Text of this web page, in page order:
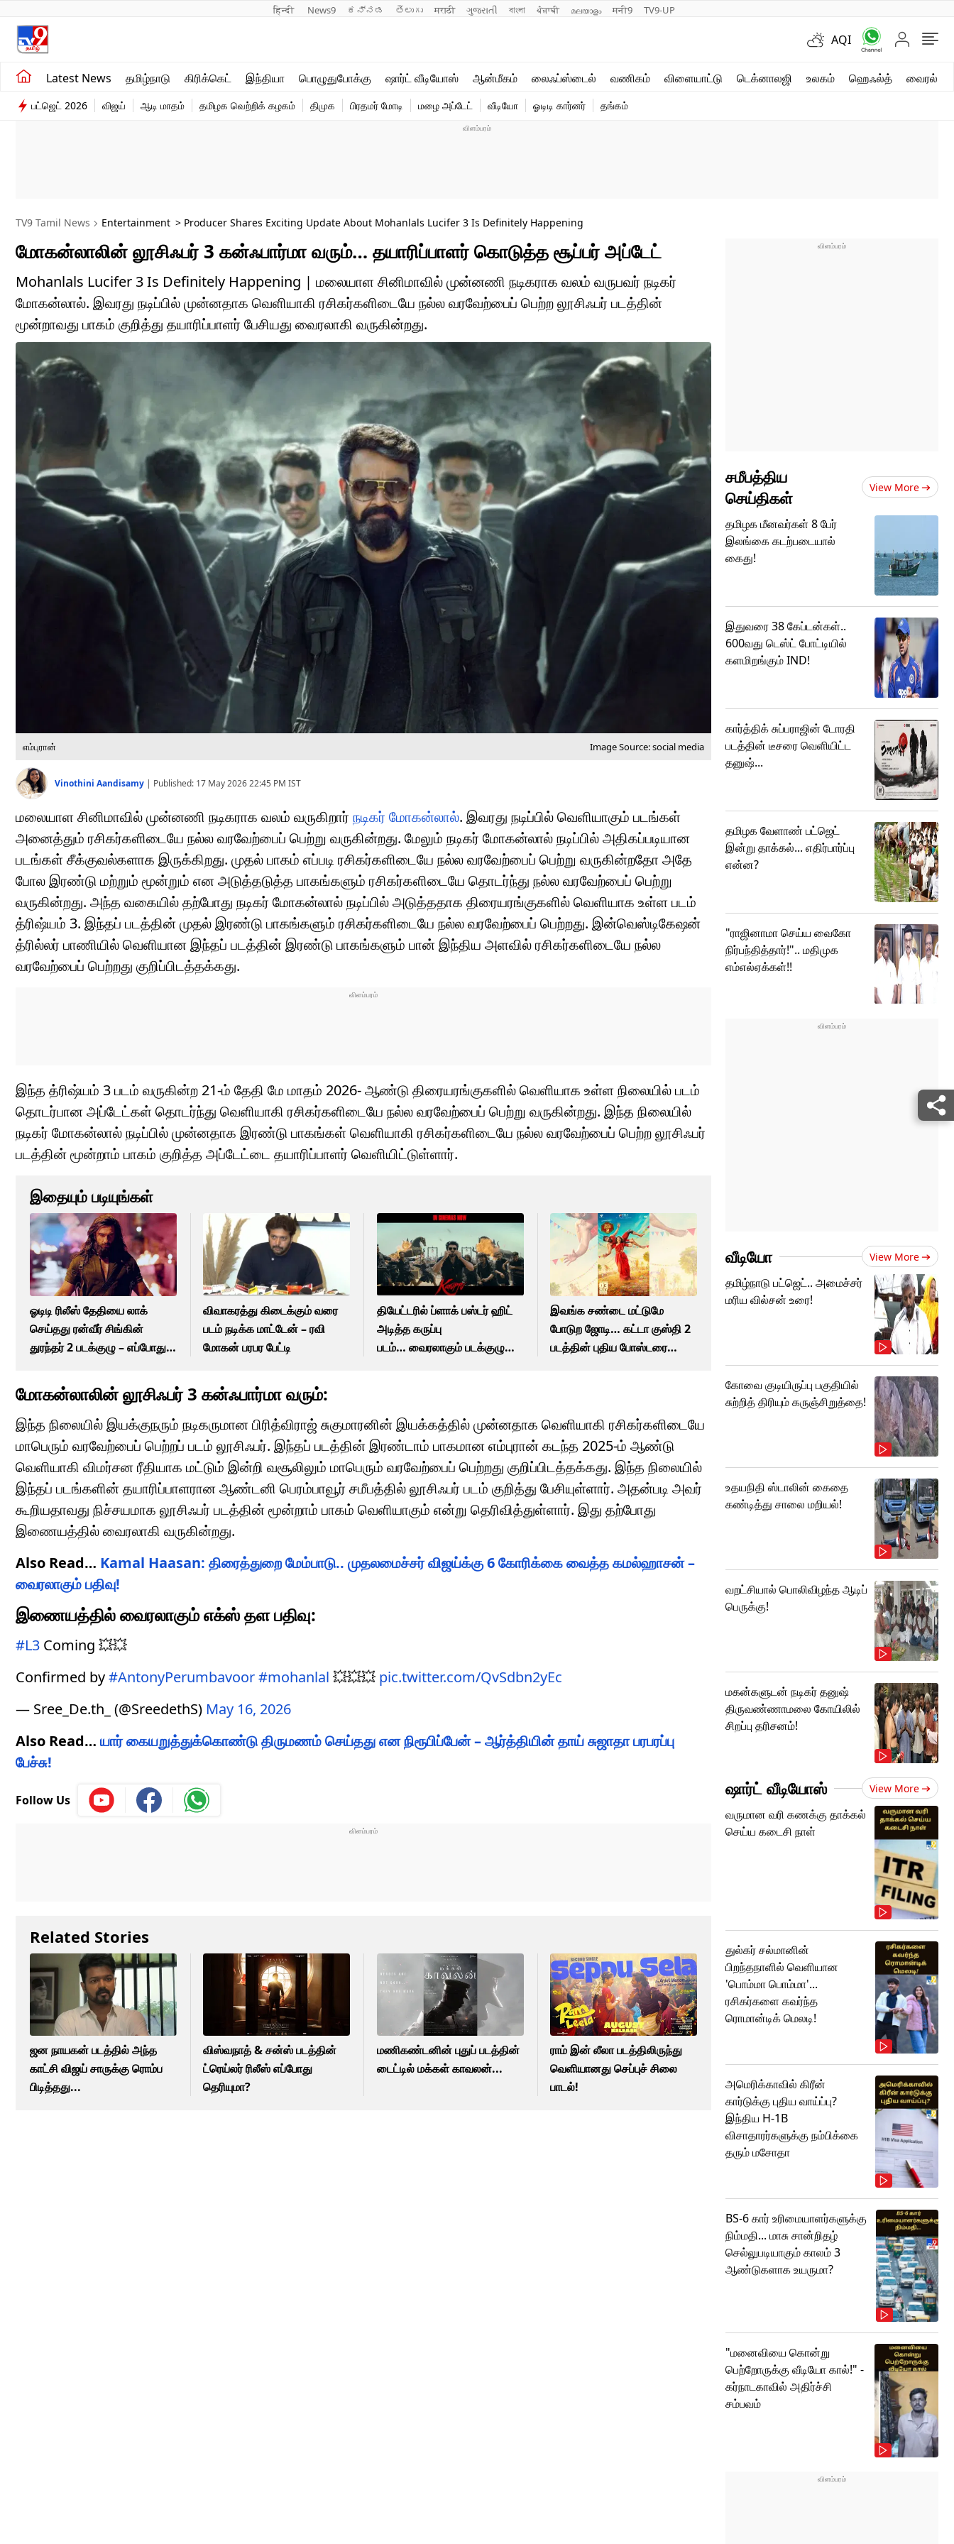
हिन्दी News9 ಕನ್ನಡ తెలుగు मराठी ગુજરાતી বাংলা ਪੰਜਾਬੀ മലയാളം मनी9 TV9-UP
AQI
Latest News தமிழ்நாடு கிரிக்கெட் இந்தியா பொழுதுபோக்கு ஷார்ட் வீடியோஸ் ஆன்மீகம் லைஃப்ஸ்டைல் வணிகம் விளையாட்டு டெக்னாலஜி உலகம் ஹெஃல்த் வைரல்
சமீபத்திய செய்திகள்
தமிழ்நாடு
விளையாட்டு
வணிகம்
வைரல்
பட்ஜெட் 2026 விஜய் ஆடி மாதம் தமிழக வெற்றிக் கழகம் திமுக பிரதமர் மோடி மழை அப்டேட் வீடியோ ஓடிடி கார்னர் தங்கம்
TV9 Tamil News Entertainment > Producer Shares Exciting Update About Mohanlals Lucifer 3 Is Definitely Happening
மோகன்லாலின் லூசிஃபர் 3 கன்ஃபார்மா வரும்… தயாரிப்பாளர் கொடுத்த சூப்பர் அப்டேட்
Mohanlals Lucifer 3 Is Definitely Happening | மலையாள சினிமாவில் முன்னணி நடிகராக வலம் வருபவர் நடிகர்
மோகன்லால். இவரது நடிப்பில் முன்னதாக வெளியாகி ரசிகர்களிடையே நல்ல வரவேற்பைப் பெற்ற லூசிஃபர் படத்தின்
மூன்றாவது பாகம் குறித்து தயாரிப்பாளர் பேசியது வைரலாகி வருகின்றது.
எம்புரான் Image Source: social media
Vinothini Aandisamy | Published: 17 May 2026 22:45 PM IST
மலையாள சினிமாவில் முன்னணி நடிகராக வலம் வருகிறார் நடிகர் மோகன்லால். இவரது நடிப்பில் வெளியாகும் படங்கள்
அனைத்தும் ரசிகர்களிடையே நல்ல வரவேற்பைப் பெற்று வருகின்றது. மேலும் நடிகர் மோகன்லால் நடிப்பில் அதிகப்படியான
படங்கள் சீக்குவல்களாக இருக்கிறது. முதல் பாகம் எப்படி ரசிகர்களிடையே நல்ல வரவேற்பைப் பெற்று வருகின்றதோ அதே
போல இரண்டு மற்றும் மூன்றும் என அடுத்தடுத்த பாகங்களும் ரசிகர்களிடையே தொடர்ந்து நல்ல வரவேற்பைப் பெற்று
வருகின்றது. அந்த வகையில் தற்போது நடிகர் மோகன்லால் நடிப்பில் அடுத்ததாக திரையரங்குகளில் வெளியாக உள்ள படம்
த்ரிஷ்யம் 3. இந்தப் படத்தின் முதல் இரண்டு பாகங்களும் ரசிகர்களிடையே நல்ல வரவேற்பைப் பெற்றது. இன்வெஸ்டிகேஷன்
த்ரில்லர் பாணியில் வெளியான இந்தப் படத்தின் இரண்டு பாகங்களும் பான் இந்திய அளவில் ரசிகர்களிடையே நல்ல
வரவேற்பைப் பெற்றது குறிப்பிடத்தக்கது.
இந்த த்ரிஷ்யம் 3 படம் வருகின்ற 21-ம் தேதி மே மாதம் 2026- ஆண்டு திரையரங்குகளில் வெளியாக உள்ள நிலையில் படம்
தொடர்பான அப்டேட்கள் தொடர்ந்து வெளியாகி ரசிகர்களிடையே நல்ல வரவேற்பைப் பெற்று வருகின்றது. இந்த நிலையில்
நடிகர் மோகன்லால் நடிப்பில் முன்னதாக இரண்டு பாகங்கள் வெளியாகி ரசிகர்களிடையே நல்ல வரவேற்பைப் பெற்ற லூசிஃபர்
படத்தின் மூன்றாம் பாகம் குறித்த அப்டேட்டை தயாரிப்பாளர் வெளியிட்டுள்ளார்.
இதையும் படியுங்கள்
ஓடிடி ரிலீஸ் தேதியை லாக்
செய்தது ரன்வீர் சிங்கின்
துரந்தர் 2 படக்குழு – எப்போது
விவாகரத்து கிடைக்கும் வரை
படம் நடிக்க மாட்டேன் – ரவி
மோகன் பரபர பேட்டி
தியேட்டரில் ப்ளாக் பஸ்டர் ஹிட்
அடித்த கருப்பு
படம்… வைரலாகும் படக்குழு
இவங்க சண்டை மட்டுமே
போடுற ஜோடி… கட்டா குஸ்தி 2
படத்தின் புதிய போஸ்டரை
மோகன்லாலின் லூசிஃபர் 3 கன்ஃபார்மா வரும்:
இந்த நிலையில் இயக்குநரும் நடிகருமான பிரித்விராஜ் சுகுமாரனின் இயக்கத்தில் முன்னதாக வெளியாகி ரசிகர்களிடையே
மாபெரும் வரவேற்பைப் பெற்றப் படம் லூசிஃபர். இந்தப் படத்தின் இரண்டாம் பாகமான எம்புரான் கடந்த 2025-ம் ஆண்டு
வெளியாகி விமர்சன ரீதியாக மட்டும் இன்றி வசூலிலும் மாபெரும் வரவேற்பைப் பெற்றது குறிப்பிடத்தக்கது. இந்த நிலையில்
இந்தப் படங்களின் தயாரிப்பாளரான ஆண்டனி பெரம்பாவூர் சமீபத்தில் லூசிஃபர் படம் குறித்து பேசியுள்ளார். அதன்படி அவர்
கூறியதாவது நிச்சயமாக லூசிஃபர் படத்தின் மூன்றாம் பாகம் வெளியாகும் என்று தெரிவித்துள்ளார். இது தற்போது
இணையத்தில் வைரலாகி வருகின்றது.
Also Read… Kamal Haasan: திரைத்துறை மேம்பாடு.. முதலமைச்சர் விஜய்க்கு 6 கோரிக்கை வைத்த கமல்ஹாசன் –
வைரலாகும் பதிவு!
இணையத்தில் வைரலாகும் எக்ஸ் தள பதிவு:
#L3 Coming 💥💥
Confirmed by#AntonyPerumbavoor#mohanlal 💥💥💥 pic.twitter.com/QvSdbn2yEc
— Sree_De.th_ (@SreedethS) May 16, 2026
Also Read… யார் கையறுத்துக்கொண்டு திருமணம் செய்தது என நிரூபிப்பேன் – ஆர்த்தியின் தாய் சுஜாதா பரபரப்பு
பேச்சு!
Follow Us
Related Stories
ஜன நாயகன் படத்தில் அந்த
காட்சி விஜய் சாருக்கு ரொம்ப
பிடித்தது...
விஸ்வநாத் & சன்ஸ் படத்தின்
ட்ரெய்லர் ரிலீஸ் எப்போது
தெரியுமா?
மணிகண்டனின் புதுப் படத்தின்
டைட்டில் மக்கள் காவலன்...
ராம் இன் லீலா படத்திலிருந்து
வெளியானது செப்புச் சிலை
பாடல்!
சமீபத்திய
செய்திகள்
View More
தமிழக மீனவர்கள் 8 பேர்
இலங்கை கடற்படையால்
கைது!
இதுவரை 38 கேப்டன்கள்..
600வது டெஸ்ட் போட்டியில்
களமிறங்கும் IND!
கார்த்திக் சுப்பராஜின் டோரதி
படத்தின் டீசரை வெளியிட்ட
தனுஷ்...
தமிழக வேளாண் பட்ஜெட்
இன்று தாக்கல்... எதிர்பார்ப்பு
என்ன?
"ராஜினாமா செய்ய வைகோ
நிர்பந்தித்தார்!".. மதிமுக
எம்எல்ஏக்கள்!!
வீடியோ View More
தமிழ்நாடு பட்ஜெட்.. அமைச்சர்
மரிய வில்சன் உரை!
கோவை குடியிருப்பு பகுதியில்
சுற்றித் திரியும் கருஞ்சிறுத்தை!
உதயநிதி ஸ்டாலின் கைதை
கண்டித்து சாலை மறியல்!
வறட்சியால் பொலிவிழந்த ஆடிப்
பெருக்கு!
மகன்களுடன் நடிகர் தனுஷ்
திருவண்ணாமலை கோயிலில்
சிறப்பு தரிசனம்!
ஷார்ட் வீடியோஸ் View More
வருமான வரி கணக்கு தாக்கல்
செய்ய கடைசி நாள்
துல்கர் சல்மானின்
பிறந்தநாளில் வெளியான
'பொம்மா பொம்மா'...
ரசிகர்களை கவர்ந்த
ரொமான்டிக் மெலடி!
அமெரிக்காவில் கிரீன்
கார்டுக்கு புதிய வாய்ப்பு?
இந்திய H-1B
விசாதாரர்களுக்கு நம்பிக்கை
தரும் மசோதா
BS-6 கார் உரிமையாளர்களுக்கு
நிம்மதி... மாசு சான்றிதழ்
செல்லுபடியாகும் காலம் 3
ஆண்டுகளாக உயருமா?
"மனைவியை கொன்று
பெற்றோருக்கு வீடியோ கால்!" -
கர்நாடகாவில் அதிர்ச்சி
சம்பவம்